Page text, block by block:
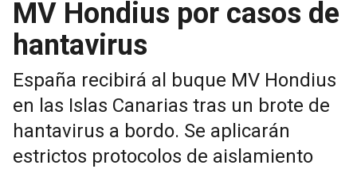
MV Hondius por casos de
hantavirus
España recibirá al buque MV Hondius
en las Islas Canarias tras un brote de
hantavirus a bordo. Se aplicarán
estrictos protocolos de aislamiento